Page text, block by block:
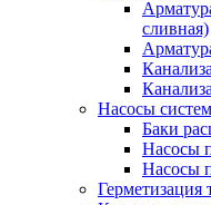
сливная)
Насосы
Баки
Насосы
Насосы
Герметизация